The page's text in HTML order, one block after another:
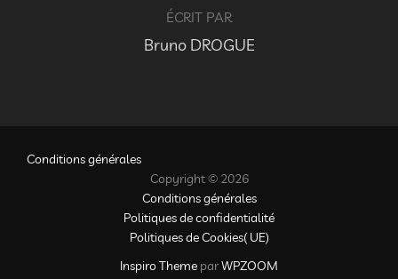
ÉCRIT PAR
Bruno DROGUE
Conditions générales
Copyright © 2026
Conditions générales
Politiques de confidentialité
Politiques de Cookies( UE)
Inspiro Theme parWPZOOM